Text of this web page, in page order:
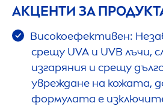
АКЦЕНТИ ЗА
Високоефективен:
срещу UVA и UVB лъчи,
изгаряния и срещу
увреждане на кожата,
формулата е